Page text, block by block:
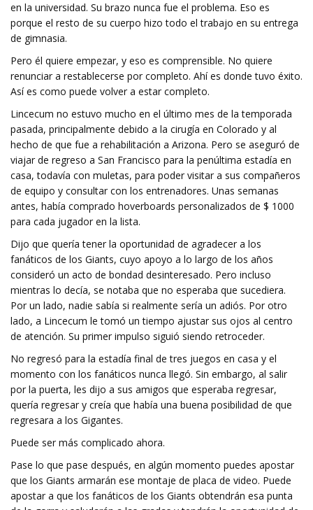
en la universidad. Su brazo nunca fue el problema. Eso es
porque el resto de su cuerpo hizo todo el trabajo en su entrega
de gimnasia.
Pero él quiere empezar, y eso es comprensible. No quiere
renunciar a restablecerse por completo. Ahí es donde tuvo éxito.
Así es como puede volver a estar completo.
Lincecum no estuvo mucho en el último mes de la temporada
pasada, principalmente debido a la cirugía en Colorado y al
hecho de que fue a rehabilitación a Arizona. Pero se aseguró de
viajar de regreso a San Francisco para la penúltima estadía en
casa, todavía con muletas, para poder visitar a sus compañeros
de equipo y consultar con los entrenadores. Unas semanas
antes, había comprado hoverboards personalizados de $ 1000
para cada jugador en la lista.
Dijo que quería tener la oportunidad de agradecer a los
fanáticos de los Giants, cuyo apoyo a lo largo de los años
consideró un acto de bondad desinteresado. Pero incluso
mientras lo decía, se notaba que no esperaba que sucediera.
Por un lado, nadie sabía si realmente sería un adiós. Por otro
lado, a Lincecum le tomó un tiempo ajustar sus ojos al centro
de atención. Su primer impulso siguió siendo retroceder.
No regresó para la estadía final de tres juegos en casa y el
momento con los fanáticos nunca llegó. Sin embargo, al salir
por la puerta, les dijo a sus amigos que esperaba regresar,
quería regresar y creía que había una buena posibilidad de que
regresara a los Gigantes.
Puede ser más complicado ahora.
Pase lo que pase después, en algún momento puedes apostar
que los Giants armarán ese montaje de placa de video. Puede
apostar a que los fanáticos de los Giants obtendrán esa punta